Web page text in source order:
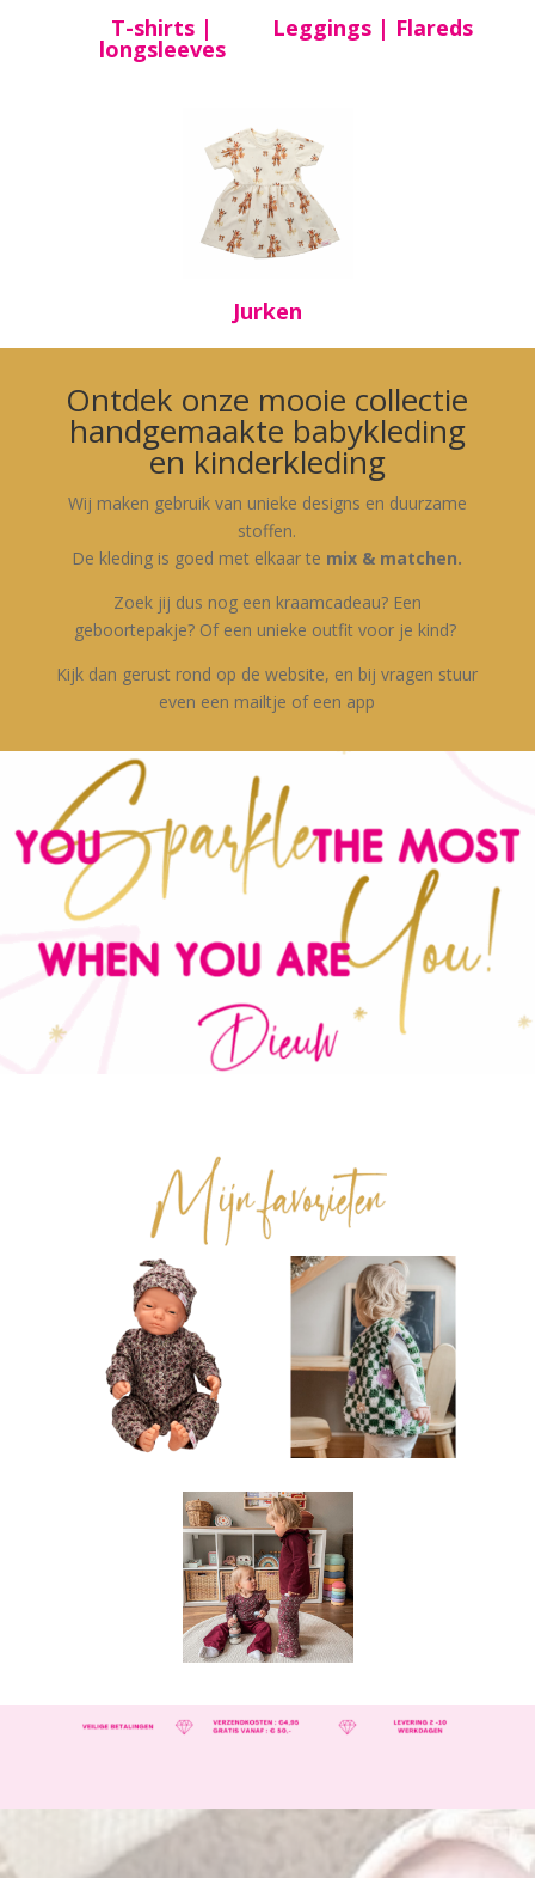
T-shirts |
longsleeves
Leggings | Flareds
Jurken
Ontdek onze mooie collectie
handgemaakte babykleding
en kinderkleding
Wij maken gebruik van unieke designs en duurzame
stoffen.
De kleding is goed met elkaar te mix & matchen.
Zoek jij dus nog een kraamcadeau? Een
geboortepakje? Of een unieke outfit voor je kind?
Kijk dan gerust rond op de website, en bij vragen stuur
even een mailtje of een app